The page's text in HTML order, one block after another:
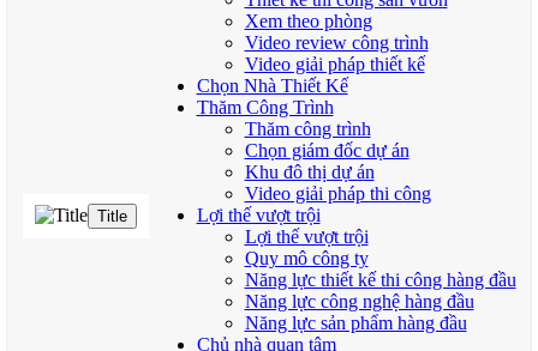
Title
Xem theo phòng
Video review công trình
Video giải pháp thiết kế
Chọn Nhà Thiết Kế
Thăm Công Trình
Thăm công trình
Chọn giám đốc dự án
Khu đô thị dự án
Video giải pháp thi công
Lợi thế vượt trội
Lợi thế vượt trội
Quy mô công ty
Năng lực thiết kế thi công hàng đầu
Năng lực công nghệ hàng đầu
Năng lực sản phẩm hàng đầu
Chủ nhà quan tâm